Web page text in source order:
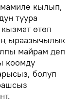
мамиле кылып,
туура
өтөп
ыраазычылык
майрам деп
коомду
болуп